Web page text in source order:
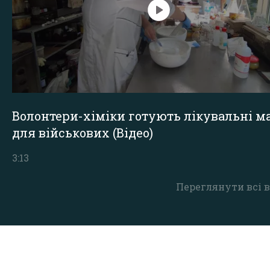
Переглянути всі
Волонтери-хіміки готують лікувальні
для військових (Відео)
3:13